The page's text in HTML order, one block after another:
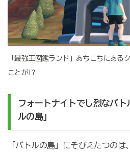
「最強王図鑑ランド」あちこちにある
ことが!?
フォートナイトでし烈なバ
ルの島」
「バトルの島」にそびえたつの